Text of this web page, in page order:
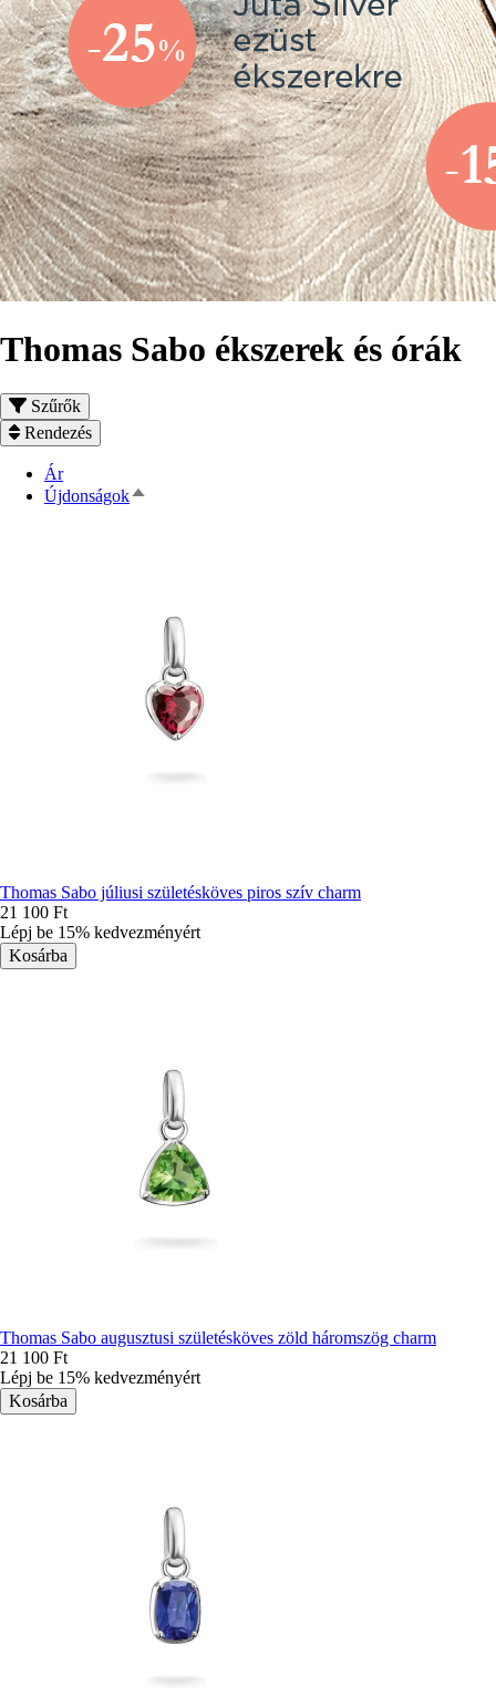
Thomas Sabo ékszerek és órák
Szűrők
Rendezés
Ár
ÚjdonságokCsökkenő
Thomas Sabo júliusi születésköves piros szív charm
21 100 Ft
Lépj be 15% kedvezményért
Thomas Sabo augusztusi születésköves zöld háromszög charm
21 100 Ft
Lépj be 15% kedvezményért